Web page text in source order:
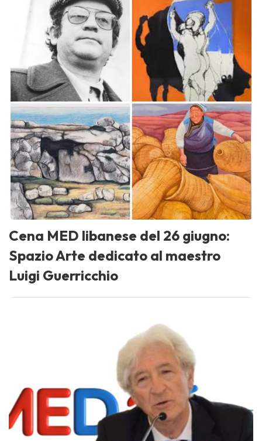
Cena MED libanese del 26 giugno:
Spazio Arte dedicato al maestro
Luigi Guerricchio